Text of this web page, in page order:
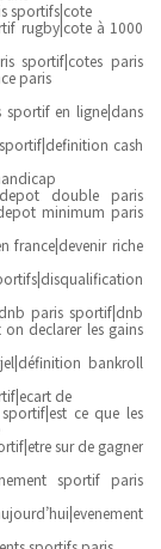
sportifs|cote
rugby|cote à 1000
sportif|cotes paris
paris
en ligne|dans
cash
double paris
minimum paris
france|devenir riche
paris sportif|dnb
declarer les gains
bankroll
de
ce que les
sur de gagner
sportif paris